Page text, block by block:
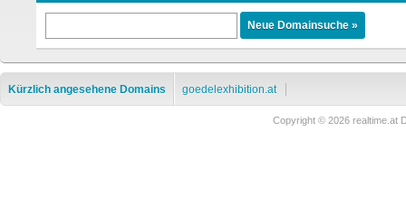
Kürzlich angesehene Domains goedelexhibition.at
Copyright © 2026